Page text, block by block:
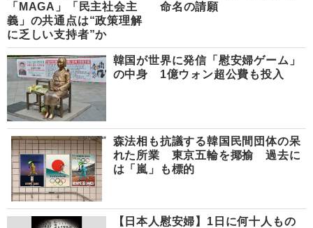
「MAGA」「民主社会主
義」の共通点は“政策理解
に乏しい支持者”か
命名の請願
韓国が世界に発信「慰安婦ゲーム」
の中身 1億ウォン超公費も投入
森法相も抗議する韓国民間団体の呆
れた所業 東京五輪を揶揄 過去に
は「嵐」も標的
【日本人慰安婦】1日に何十人もの